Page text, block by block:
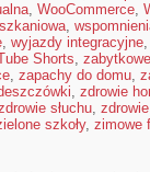
, WooCommerce,
,
, wyjazdy integracyjne,
Shorts,
, zapachy do domu,
, zdrowie
słuchu,
szkoły, zimowe